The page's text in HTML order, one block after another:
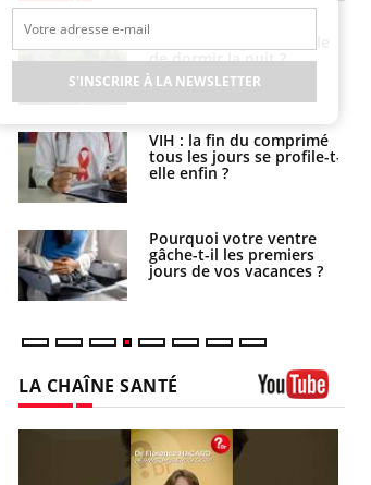
de dormir la nuit ?
VIH : la fin du comprimé
tous les jours se profile-t-
elle enfin ?
Pourquoi votre ventre
gâche-t-il les premiers
jours de vos vacances ?
LA CHAÎNE SANTÉ
S'INSCRIRE À LA NEWSLETTER